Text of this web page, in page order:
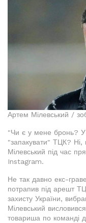
Артем Мілевський /
"Чи є у мене бронь?
"‎запакувати" ТЦК?
Мілевський під час
Instagram.
Не так давно екс-
потрапив під арешт
захисту України,
Мілевський
товариша по команді